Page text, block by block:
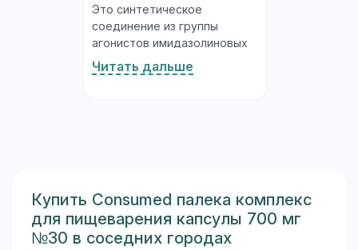
Это синтетическое
соединение из группы
агонистов имидазолиновых
рецепторов, которое влияет
на центральную регуляцию
Читать дальше
Купить Consumed палека комплекс
для пищеварения капсулы 700 мг
№30 в соседних городах